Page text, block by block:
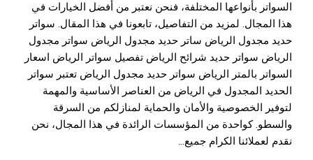
السواتر بأنواعها المختلفة، فنحن نعتبر من أفضل الخيارات في
هذا المجال. لمزيد من التفاصيل، تابعونا في هذا المقال. سواتر
حديد مجدول الرياض ساتر حديد مجدول الرياض سواتر مجدول
الرياض سواتر حديد شرائح الرياض تفصيل سواتر الرياض اسعار
السواتر بالمتر الرياض سواتر حديد مجدول الرياض تعتبر سواتر
الحديد المجدول في الرياض من العناصر الأساسية والمهمة
لتوفير الخصوصية والأمان والحماية لمنازلكم من السرقة
والسطو. كواحدة من المؤسسات الرائدة في هذا المجال، نحن
نقدم لعملائنا الكرام جميع...